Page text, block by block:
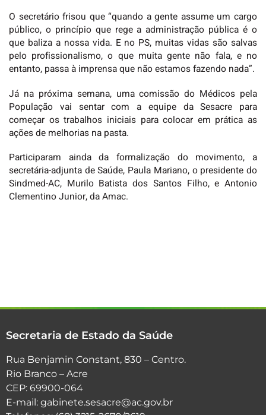
O secretário frisou que “quando a gente assume um cargo
público, o princípio que rege a administração pública é o
que baliza a nossa vida. E no PS, muitas vidas são salvas
pelo profissionalismo, o que muita gente não fala, e no
entanto, passa à imprensa que não estamos fazendo nada”.
Já na próxima semana, uma comissão do Médicos pela
População vai sentar com a equipe da Sesacre para
começar os trabalhos iniciais para colocar em prática as
ações de melhorias na pasta.
Participaram ainda da formalização do movimento, a
secretária-adjunta de Saúde, Paula Mariano, o presidente do
Sindmed-AC, Murilo Batista dos Santos Filho, e Antonio
Clementino Junior, da Amac.
Secretaria de Estado da Saúde
Rua Benjamin Constant, 830 – Centro.
Rio Branco – Acre
CEP: 69900-064
E-mail: gabinete.sesacre@ac.gov.br